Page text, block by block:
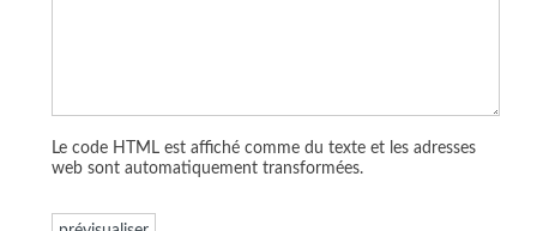
Le code HTML est affiché comme du texte et les adresses
web sont automatiquement transformées.